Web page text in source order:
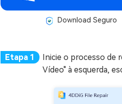
Download Seguro
Inicie o processo de
Vídeo" à esquerda,